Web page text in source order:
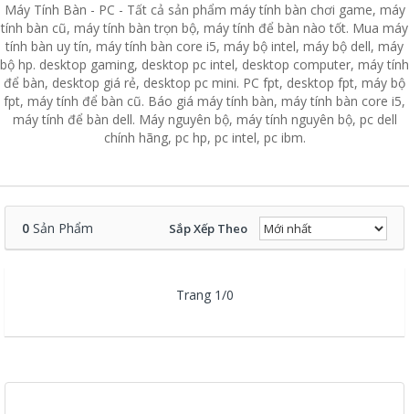
Máy Tính Bàn - PC - Tất cả sản phẩm máy tính bàn chơi game, máy
tính bàn cũ, máy tính bàn trọn bộ, máy tính để bàn nào tốt. Mua máy
tính bàn uy tín, máy tính bàn core i5, máy bộ intel, máy bộ dell, máy
bộ hp. desktop gaming, desktop pc intel, desktop computer, máy tính
để bàn, desktop giá rẻ, desktop pc mini. PC fpt, desktop fpt, máy bộ
fpt, máy tính để bàn cũ. Báo giá máy tính bàn, máy tính bàn core i5,
máy tính để bàn dell. Máy nguyên bộ, máy tính nguyên bộ, pc dell
chính hãng, pc hp, pc intel, pc ibm.
0 Sản Phẩm Sắp Xếp Theo
Trang 1/0